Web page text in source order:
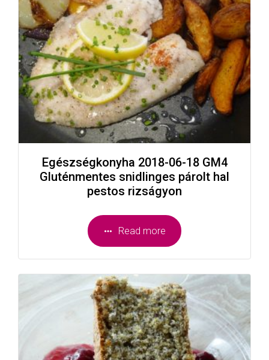
Egészségkonyha 2018-06-18 GM4
Gluténmentes snidlinges párolt hal
pestos rizságyon
Read more